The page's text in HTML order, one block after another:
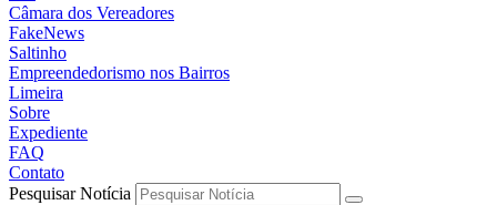
Câmara dos Vereadores
FakeNews
Saltinho
Empreendedorismo nos Bairros
Limeira
Sobre
Expediente
FAQ
Contato
Pesquisar Notícia